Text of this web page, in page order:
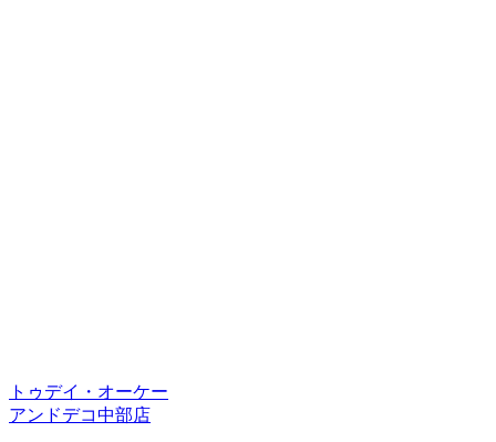
トゥデイ・オーケー
アンドデコ中部店